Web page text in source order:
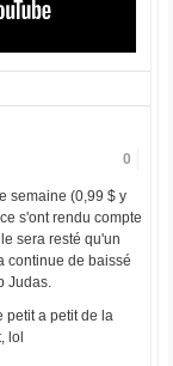
0
semaine (0,99 $ y
s'ont rendu compte
sera resté qu'un
continue de baissé
Judas.
petit a petit de la
lol